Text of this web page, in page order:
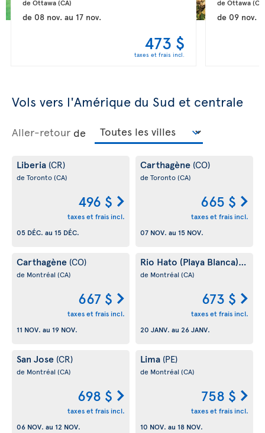
de Ottawa (CA)
de 08 nov.au 17 nov.
473 $
taxes et frais incl.
de Ottawa
de 09 nov.
Vols vers l'Amérique du Sud et centrale
Aller-retour de
Liberia (CR)
de Toronto(CA)
496 $
taxes et frais incl.
05 DÉC. au 15 DÉC.
Carthagène (CO)
de Toronto(CA)
665 $
taxes et frais incl.
07 NOV. au 15 NOV.
Carthagène (CO)
de Montréal (CA)
667 $
taxes et frais incl.
11 NOV. au 19 NOV.
Rio Hato (Playa Blanca)(PA)
de Montréal (CA)
673 $
taxes et frais incl.
20 JANV. au 26 JANV.
San Jose (CR)
de Montréal (CA)
698 $
taxes et frais incl.
06 NOV. au 12 NOV.
Lima (PE)
de Montréal (CA)
758 $
taxes et frais incl.
10 NOV. au 18 NOV.